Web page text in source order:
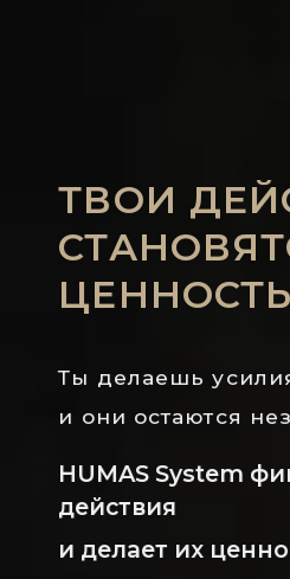
ТВОИ
Ты делаешь
и они остаются
HUMAS System
действия
и делает их